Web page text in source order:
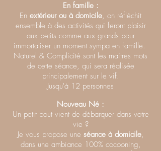
En famille :
En extérieur ou à domicile, on réfléchit
ensemble à des activités qui feront plaisir
aux petits comme aux grands pour
immortaliser un moment sympa en famille.
Naturel & Complicité sont les maitres mots
de cette séance, qui sera réalisée
principalement sur le vif.
Jusqu'à 12 personnes
Nouveau Né :
Un petit bout vient de débarquer dans votre
vie ?
Je vous propose une séance à domicile,
dans une ambiance 100% cocooning,